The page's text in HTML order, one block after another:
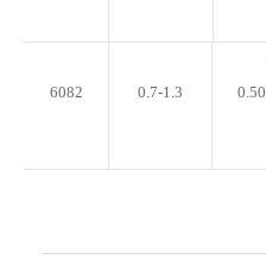
6082 0.7-1.3 0.50